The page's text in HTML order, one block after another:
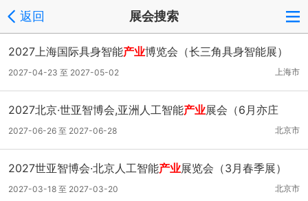
返回 展会搜索
2027上海国际具身智能产业博览会（长三角具身智能展）
上海市
2027-04-23 至 2027-05-02
2027北京·世亚智博会,亚洲人工智能产业展会（6月亦庄
展）
北京市
2027-06-26 至 2027-06-28
2027世亚智博会·北京人工智能产业展览会（3月春季展）
北京市
2027-03-18 至 2027-03-20